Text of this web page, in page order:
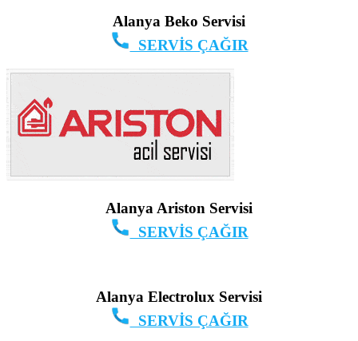
Alanya Beko Servisi
SERVİS ÇAĞIR
Alanya Ariston Servisi
SERVİS ÇAĞIR
Alanya Electrolux Servisi
SERVİS ÇAĞIR